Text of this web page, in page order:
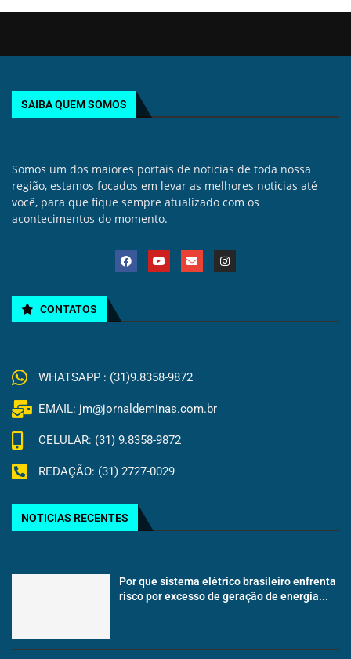
SAIBA QUEM SOMOS
Somos um dos maiores portais de noticias de toda nossa
região, estamos focados em levar as melhores noticias até
você, para que fique sempre atualizado com os
acontecimentos do momento.
CONTATOS
WHATSAPP : (31)9.8358-9872
EMAIL: jm@jornaldeminas.com.br
CELULAR: (31) 9.8358-9872
REDAÇÃO: (31) 2727-0029
NOTICIAS RECENTES
Por que sistema elétrico brasileiro enfrenta
risco por excesso de geração de energia...